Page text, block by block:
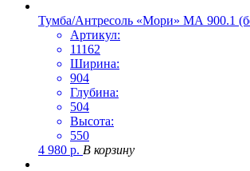
Тумба/Антресоль «Мори» МА 900.1
Артикул:
11162
Ширина:
904
Глубина:
504
Высота:
550
4 980 р. В корзину